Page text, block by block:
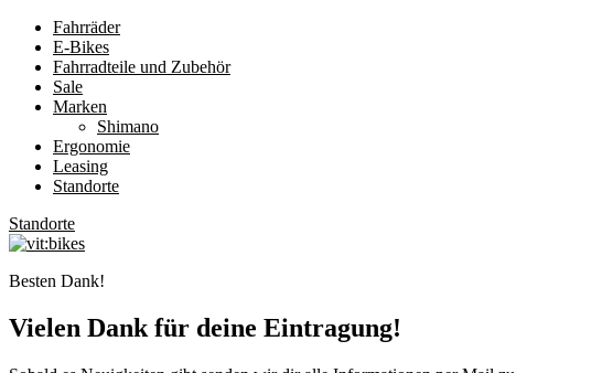
Fahrräder
E-Bikes
Fahrradteile und Zubehör
Sale
Marken
Shimano
Ergonomie
Leasing
Standorte
Standorte
Besten Dank!
Vielen Dank für deine Eintragung!